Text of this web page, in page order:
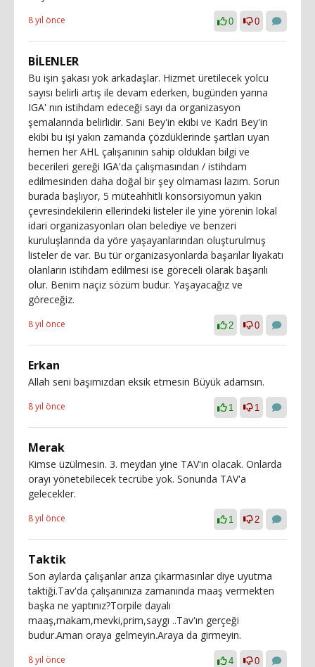
8 yıl önce 0 0
BİLENLER
Bu işin şakası yok arkadaşlar. Hizmet üretilecek yolcu
sayısı belirli artış ile devam ederken, bugünden yarına
IGA' nın istihdam edeceği sayı da organizasyon
şemalarında belirlidir. Sani Bey'in ekibi ve Kadri Bey'in
ekibi bu işi yakın zamanda çözdüklerinde şartları uyan
hemen her AHL çalışanının sahip oldukları bilgi ve
becerileri gereği IGA'da çalışmasından / istihdam
edilmesinden daha doğal bir şey olmaması lazım. Sorun
burada başlıyor, 5 müteahhitli konsorsiyomun yakın
çevresindekilerin ellerindeki listeler ile yine yörenin lokal
idari organizasyonları olan belediye ve benzeri
kuruluşlarında da yöre yaşayanlarından oluşturulmuş
listeler de var. Bu tür organizasyonlarda başarılar liyakatı
olanların istihdam edilmesi ise göreceli olarak başarılı
olur. Benim naçiz sözüm budur. Yaşayacağız ve
göreceğiz.
8 yıl önce 2 0
Erkan
Allah seni başımızdan eksik etmesin Büyük adamsın.
8 yıl önce 1 1
Merak
Kimse üzülmesin. 3. meydan yine TAV'ın olacak. Onlarda
orayı yönetebilecek tecrübe yok. Sonunda TAV'a
gelecekler.
8 yıl önce 1 2
Taktik
Son aylarda çalışanlar arıza çıkarmasınlar diye uyutma
taktiği.Tav'da çalışanınıza zamanında maaş vermekten
başka ne yaptınız?Torpile dayalı
maaş,makam,mevki,prim,saygı ..Tav'ın gerçeği
budur.Aman oraya gelmeyin.Araya da girmeyin.
8 yıl önce 4 0